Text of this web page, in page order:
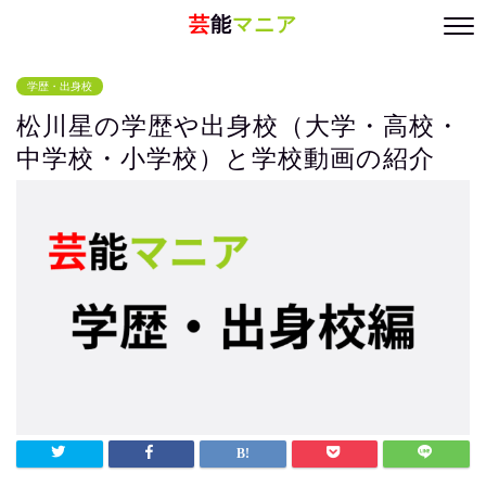
芸能マニア
学歴・出身校
松川星の学歴や出身校（大学・高校・
中学校・小学校）と学校動画の紹介